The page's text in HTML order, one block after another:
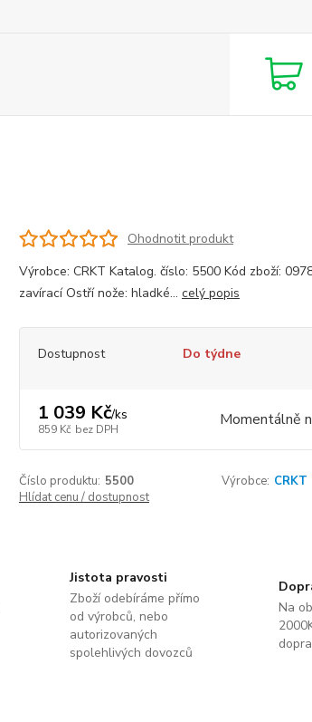
Ohodnotit produkt
Výrobce: CRKT Katalog. číslo: 5500 Kód zboží:
zavírací Ostří nože: hladké... celý popis
Dostupnost Do týdne
1 039 Kč/ks
859 Kč bez DPH Momentálně
Číslo produktu: 5500 Výrobce: CRKT
Hlídat cenu / dostupnost
Jistota pravosti
Zboží odebíráme přímo
od výrobců, nebo
autorizovaných
spolehlivých dovozců
Na